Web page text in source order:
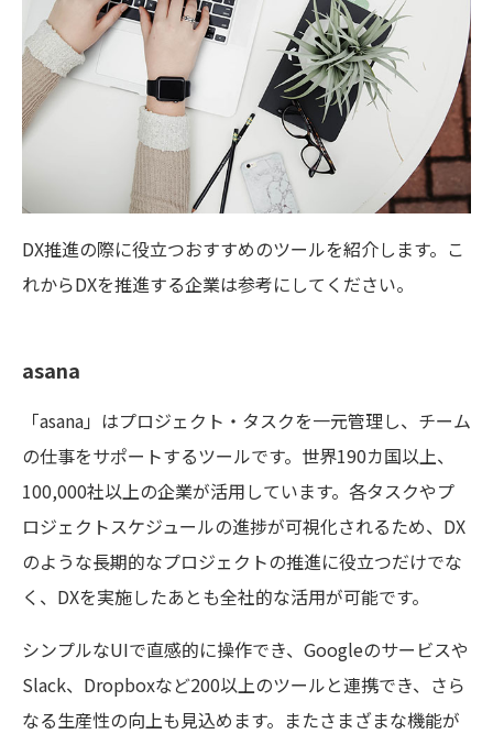
DX推進の際に役立つおすすめのツールを紹介します。こ
れからDXを推進する企業は参考にしてください。
asana
「asana」はプロジェクト・タスクを一元管理し、チーム
の仕事をサポートするツールです。世界190カ国以上、
100,000社以上の企業が活用しています。各タスクやプ
ロジェクトスケジュールの進捗が可視化されるため、DX
のような長期的なプロジェクトの推進に役立つだけでな
く、DXを実施したあとも全社的な活用が可能です。
シンプルなUIで直感的に操作でき、Googleのサービスや
Slack、Dropboxなど200以上のツールと連携でき、さら
なる生産性の向上も見込めます。またさまざまな機能が